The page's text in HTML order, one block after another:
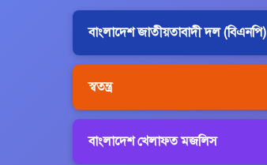
বাংলাদেশ জাতীয়তাবাদী দল (বিএনপি)
স্বতন্ত্র
বাংলাদেশ খেলাফত মজলিস